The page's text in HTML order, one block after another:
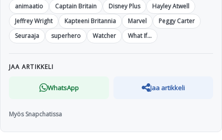
animaatio
Captain Britain Disney Plus
Hayley Atwell
Jeffrey Wright
Kapteeni Britannia Marvel
Peggy Carter
Seuraaja
superhero Watcher What If...
JAA ARTIKKELI
WhatsApp Jaa artikkeli
Myös Snapchatissa